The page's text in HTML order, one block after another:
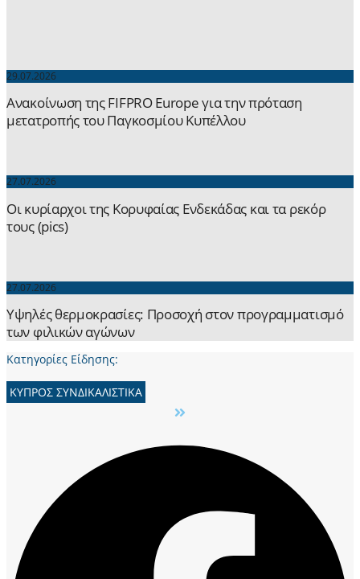
29.07.2026
Ανακοίνωση της FIFPRO Europe για την πρόταση
μετατροπής του Παγκοσμίου Κυπέλλου
27.07.2026
Οι κυρίαρχοι της Κορυφαίας Ενδεκάδας και τα ρεκόρ
τους (pics)
27.07.2026
Yψηλές θερμοκρασίες: Προσοχή στον προγραμματισμό
των φιλικών αγώνων
Κατηγορίες Είδησης:
ΚΥΠΡΟΣ ΣΥΝΔΙΚΑΛΙΣΤΙΚΑ